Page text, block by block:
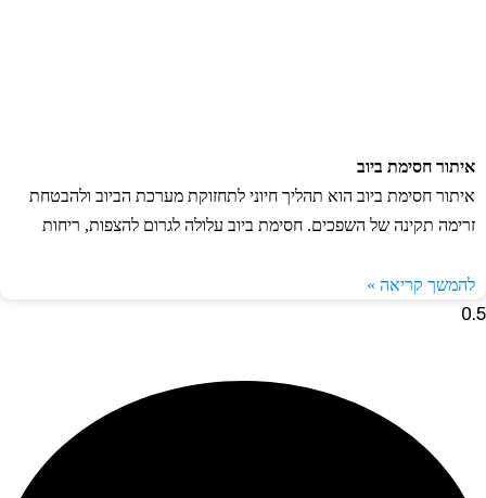
חסימת ביוב
חסימת ביוב הוא תהליך חיוני לתחזוקת מערכת הביוב ולהבטחת
תקינה של השפכים. חסימת ביוב עלולה לגרום להצפות, ריחות
קריאה »